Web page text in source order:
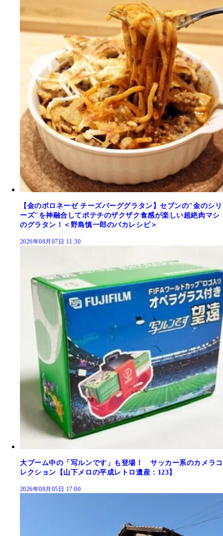
【金のボロネーゼ チーズバーググラタン】セブンの"金のシリ
ーズ"を神融合してポテチのザクザク食感が楽しい超絶肉マシ
のグラタン！＜野島慎一郎のバカレシピ＞
2026年08月07日 11:30
大ブーム中の「写ルンです」も登場！ サッカー系のカメラコ
レクション【山下メロの平成レトロ遺産：123】
2026年08月05日 17:00